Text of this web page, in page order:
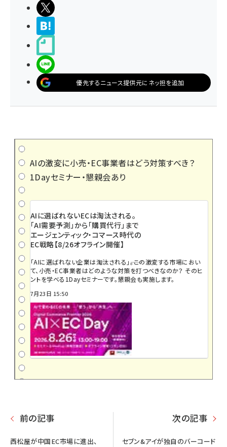
優先するニュース提供元にネッ担を追加
AIの激変に小売・EC事業者はどう対策すべき？
1Dayセミナー・懇親会あり
AIに選ばれないECは淘汰される。
「AI需要予測」から「購買代行」まで
エージェンティック・コマース時代の
EC戦略【8/26オフライン開催】
「AIに選ばれない企業は淘汰される」――。この激変する市場におい
て、小売・EC事業者はどのような対策を打つべきなのか？ そのヒ
ントを学べる1Dayセミナーです。懇親会も実施します。
7月23日 15:50
前の記事
西松屋が中国EC市場に進出、
次の記事
セブン&アイが独自のバーコード